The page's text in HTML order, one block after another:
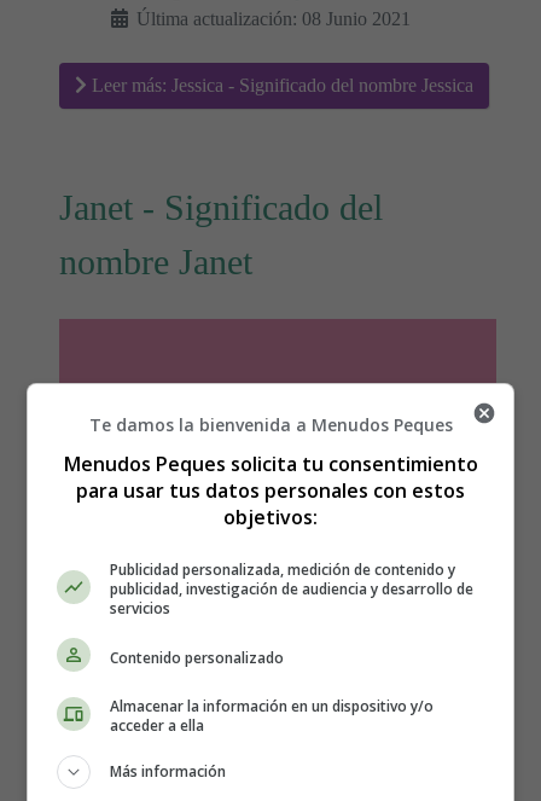
Última actualización: 08 Junio 2021
Leer más: Jessica - Significado del nombre Jessica
Janet - Significado del
nombre Janet
Te damos la bienvenida a Menudos Peques
Menudos Peques solicita tu consentimiento
para usar tus datos personales con estos
objetivos:
Publicidad personalizada, medición de contenido y
publicidad, investigación de audiencia y desarrollo de
servicios
Contenido personalizado
Almacenar la información en un dispositivo y/o
acceder a ella
Más información